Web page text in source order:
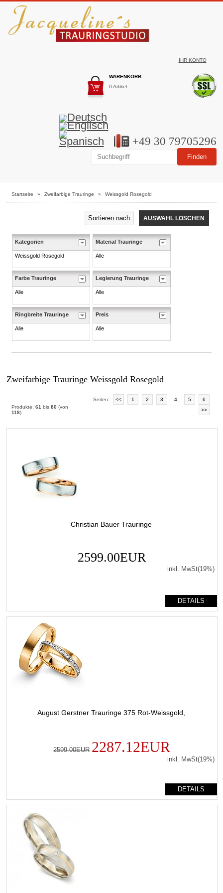
IHR KONTO
WARENKORB
0 Artikel
+49 30 79705296
Startseite » Zweifarbige Trauringe » Weissgold Rosegold
AUSWAHL LÖSCHEN
Kategorien
Weissgold Rosegold
Material Trauringe
Alle
Farbe Trauringe
Alle
Legierung Trauringe
Alle
Ringbreite Trauringe
Alle
Preis
Alle
Zweifarbige Trauringe Weissgold Rosegold
Produkte:61 bis80 (von
118)
Seiten: << 1 2 3 4 5
6
>>
Christian Bauer Trauringe
2599.00EUR
inkl. MwSt(19%)
DETAILS
August Gerstner Trauringe 375 Rot-Weissgold,
2599.00EUR 2287.12EUR
inkl. MwSt(19%)
DETAILS